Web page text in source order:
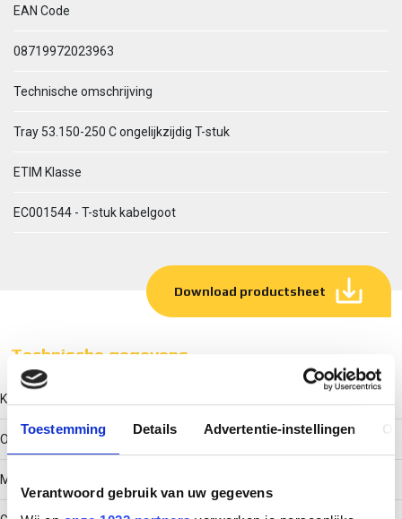
Toestemming Details Advertentie-instellingen
Verantwoord gebruik van uw gegevens
EAN Code
08719972023963
Technische omschrijving
Tray 53.150-250 C ongelijkzijdig T-stuk
ETIM Klasse
EC001544 - T-stuk kabelgoot
Download productsheet
Technische gegevens
Kleur
Overig
Model